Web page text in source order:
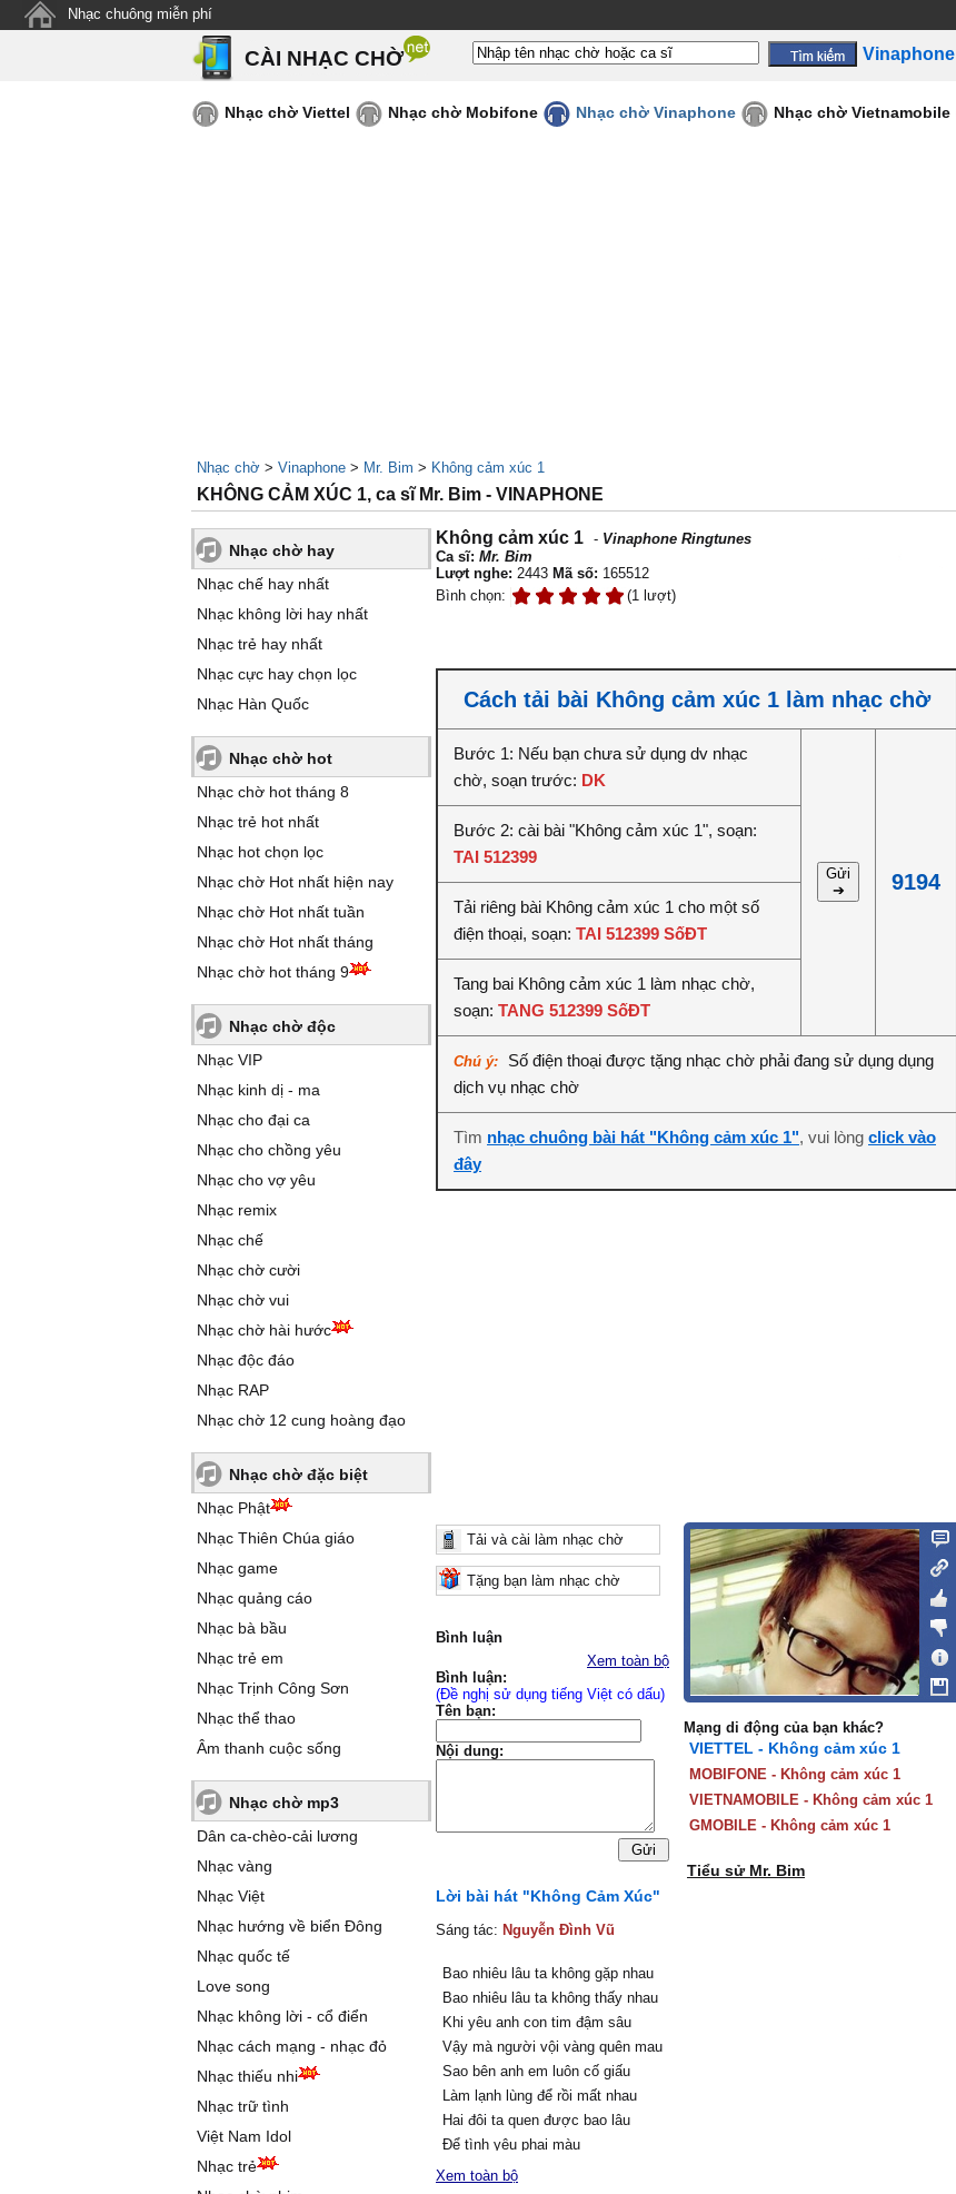
Nhạc chuông miễn phí
CÀI NHẠC CHỜ Vinaphone
Nhạc chờ Viettel Nhạc chờ Mobifone Nhạc chờ Vinaphone Nhạc chờ Vietnamobile
Nhạc chờ > Vinaphone > Mr. Bim > Không cảm xúc 1
KHÔNG CẢM XÚC 1, ca sĩ Mr. Bim - VINAPHONE
Nhạc chờ hay
Nhạc chế hay nhất
Nhạc không lời hay nhất
Nhạc trẻ hay nhất
Nhạc cực hay chọn lọc
Nhạc Hàn Quốc
Nhạc chờ hot
Nhạc chờ hot tháng 8
Nhạc trẻ hot nhất
Nhạc hot chọn lọc
Nhạc chờ Hot nhất hiện nay
Nhạc chờ Hot nhất tuần
Nhạc chờ Hot nhất tháng
Nhạc chờ hot tháng 9
Nhạc chờ độc
Nhạc VIP
Nhạc kinh dị - ma
Nhạc cho đại ca
Nhạc cho chồng yêu
Nhạc cho vợ yêu
Nhạc remix
Nhạc chế
Nhạc chờ cười
Nhạc chờ vui
Nhạc chờ hài hước
Nhạc độc đáo
Nhạc RAP
Nhạc chờ 12 cung hoàng đạo
Nhạc chờ đặc biệt
Nhạc Phật
Nhạc Thiên Chúa giáo
Nhạc game
Nhạc quảng cáo
Nhạc bà bầu
Nhạc trẻ em
Nhạc Trịnh Công Sơn
Nhạc thể thao
Âm thanh cuộc sống
Nhạc chờ mp3
Dân ca-chèo-cải lương
Nhạc vàng
Nhạc Việt
Nhạc hướng về biển Đông
Nhạc quốc tế
Love song
Nhạc không lời - cổ điển
Nhạc cách mạng - nhạc đỏ
Nhạc thiếu nhi
Nhạc trữ tình
Việt Nam Idol
Nhạc trẻ
Không cảm xúc 1 - Vinaphone Ringtunes
Ca sĩ: Mr. Bim
Lượt nghe: 2443 Mã số: 165512
Bình chọn:
(1 lượt)
Cách tải bài Không cảm xúc 1 làm nhạc chờ
Bước 1: Nếu bạn chưa sử dụng dv nhạc
chờ, soạn trước: DK
Gửi
➔
9194
Bước 2: cài bài "Không cảm xúc 1", soạn:
TAI 512399
Tải riêng bài Không cảm xúc 1 cho một số
điện thoại, soạn: TAI 512399 SốĐT
Tang bai Không cảm xúc 1 làm nhạc chờ,
soạn: TANG 512399 SốĐT
Chú ý:
Số điện thoại được tặng nhạc chờ phải đang sử dụng dụng
dịch vụ nhạc chờ
Tìm nhạc chuông bài hát "Không cảm xúc 1", vui lòng click vào
đây
Tải và cài làm nhạc chờ
Tặng bạn làm nhạc chờ
Bình luận
Xem toàn bộ
Bình luận:
(Đề nghị sử dụng tiếng Việt có dấu)
Tên bạn:
Nội dung:
Mạng di động của bạn khác?
VIETTEL - Không cảm xúc 1
MOBIFONE - Không cảm xúc 1
VIETNAMOBILE - Không cảm xúc 1
GMOBILE - Không cảm xúc 1
Tiểu sử Mr. Bim
Lời bài hát "Không Cảm Xúc"
Sáng tác: Nguyễn Đình Vũ
Bao nhiêu lâu ta không gặp nhau
Bao nhiêu lâu ta không thấy nhau
Khi yêu anh con tim đậm sâu
Vậy mà người vội vàng quên mau
Sao bên anh em luôn cố giấu
Làm lạnh lùng để rồi mất nhau
Hai đôi ta quen được bao lâu
Để tình yêu phai màu
Kết thúc cuôc tình này sẽ chấm
Xem toàn bộ